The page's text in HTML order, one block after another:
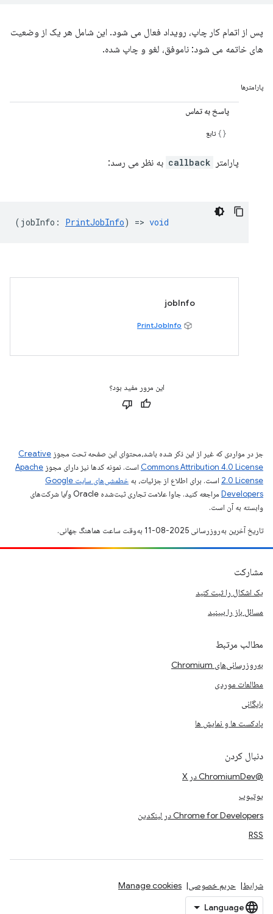
پس از اتمام کار چاپ، رویداد فعال می شود. این شامل هر یک از وضعیت
های خاتمه می شود: ناموفق، لغو و چاپ شده.
پارامترها
پاسخ به تماس
تابع
پارامتر callback به نظر می رسد:
( jobInfo : PrintJobInfo) => void
jobInfo
PrintJobInfo
این مرور مفید بود؟
جز در مواردی که غیر از این ذکر شده باشد،‌محتوای این صفحه تحت مجوز Creative
Commons Attribution 4.0 License است. نمونه کدها نیز دارای مجوز Apache
2.0 License است. برای اطلاع از جزئیات، به
خطمشی‌های سایت Google
Developers‏
مراجعه کنید. جاوا علامت تجاری ثبت‌شده Oracle و/یا شرکت‌های
وابسته به آن است.
تاریخ آخرین به‌روزرسانی 2025-08-11 به‌وقت ساعت هماهنگ جهانی.
مشارکت
یک اشکال را ثبت کنید
مسائل باز را ببینید
مطالب مرتبط
به‌روزرسانی‌های Chromium
مطالعات موردی
بایگانی
پادکست ها و نمایش ها
دنبال کردن
@ChromiumDev در X
یوتیوب
Chrome for Developers در لینکدین
RSS
شرایط حریم خصوصی Manage cookies